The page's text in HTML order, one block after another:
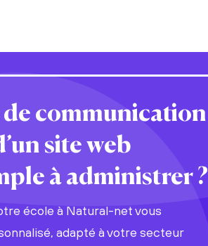
communication
site web
à administrer ?
école à Natural-net vous
adapté à votre secteur